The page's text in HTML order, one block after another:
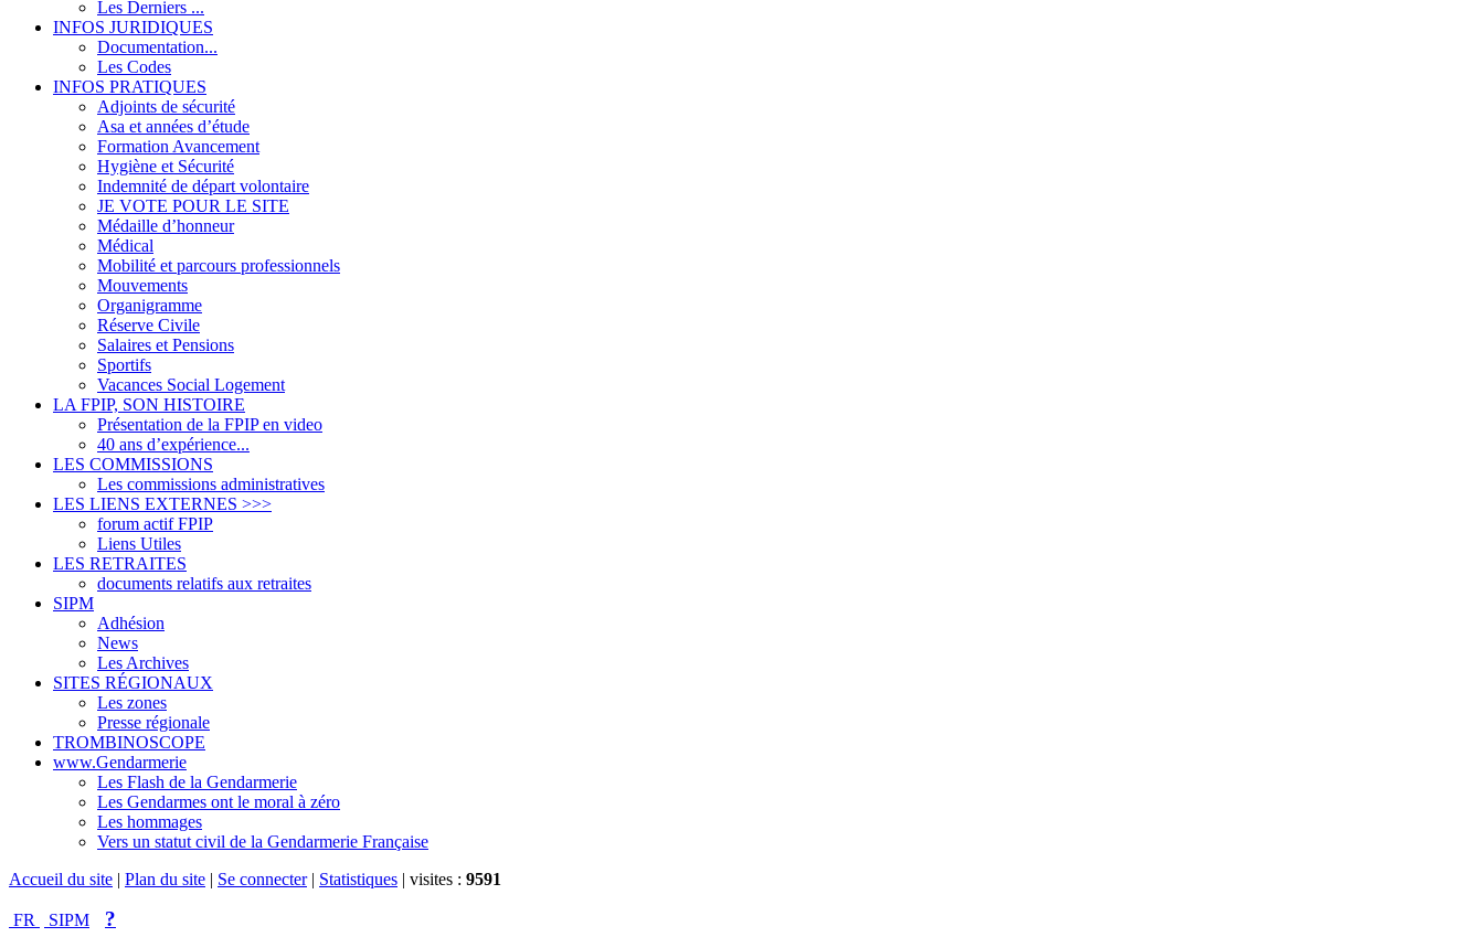
Les Derniers ...
INFOS JURIDIQUES
Documentation...
Les Codes
INFOS PRATIQUES
Adjoints de sécurité
Asa et années d’étude
Formation Avancement
Hygiène et Sécurité
Indemnité de départ volontaire
JE VOTE POUR LE SITE
Médaille d’honneur
Médical
Mobilité et parcours professionnels
Mouvements
Organigramme
Réserve Civile
Salaires et Pensions
Sportifs
Vacances Social Logement
LA FPIP, SON HISTOIRE
Présentation de la FPIP en video
40 ans d’expérience...
LES COMMISSIONS
Les commissions administratives
LES LIENS EXTERNES >>>
forum actif FPIP
Liens Utiles
LES RETRAITES
documents relatifs aux retraites
SIPM
Adhésion
News
Les Archives
SITES RÉGIONAUX
Les zones
Presse régionale
TROMBINOSCOPE
www.Gendarmerie
Les Flash de la Gendarmerie
Les Gendarmes ont le moral à zéro
Les hommages
Vers un statut civil de la Gendarmerie Française
Accueil du site | Plan du site | Se connecter| Statistiques | visites : 9591
FR SIPM ?